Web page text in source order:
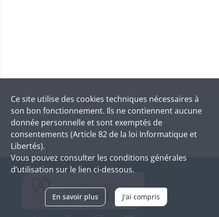
Ce site utilise des cookies techniques nécessaires à
son bon fonctionnement. Ils ne contiennent aucune
donnée personnelle et sont exemptés de
consentements (Article 82 de la loi Informatique et
Libertés).
Vous pouvez consulter les conditions générales
d’utilisation sur le lien ci-dessous.
En savoir plus J'ai compris